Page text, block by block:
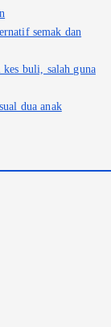
semak dan
kes buli, salah guna
dua anak